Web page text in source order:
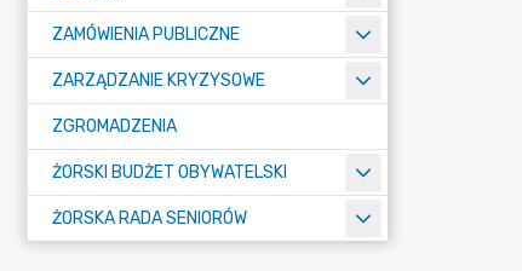
ZAMÓWIENIA PUBLICZNE
ZARZĄDZANIE KRYZYSOWE
ZGROMADZENIA
ŻORSKI BUDŻET OBYWATELSKI
ŻORSKA RADA SENIORÓW